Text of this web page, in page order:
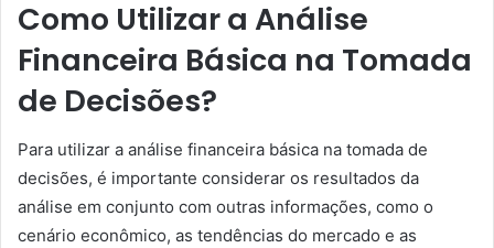
Como Utilizar a Análise
Financeira Básica na Tomada
de Decisões?
Para utilizar a análise financeira básica na tomada de
decisões, é importante considerar os resultados da
análise em conjunto com outras informações, como o
cenário econômico, as tendências do mercado e as